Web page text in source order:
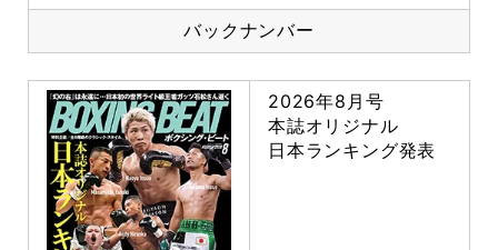
バックナンバー
2026年8月号
本誌オリジナル
日本ランキング発表